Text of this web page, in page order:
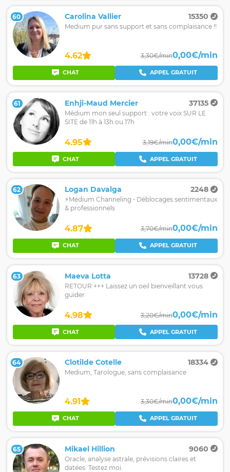
60 Carolina Vallier 15350
Medium pur sans support et sans complaisance !!
4.62 3,30€/min0,00€/min
CHAT APPEL GRATUIT
61 Enhji-Maud Mercier 37135
Médium mon seul support : votre voix SUR LE
SITE de 11h à 13h ou 17h
4.95 3,19€/min0,00€/min
CHAT APPEL GRATUIT
62 Logan Davalga 2248
⚡️Médium Channeling • Déblocages sentimentaux
& professionnels
4.87 3,70€/min0,00€/min
CHAT APPEL GRATUIT
63 Maeva Lotta 13728
RETOUR +++ Laissez un oeil bienveillant vous
guider
4.98 3,20€/min0,00€/min
CHAT APPEL GRATUIT
64 Clotilde Cotelle 18334
Medium, Tarologue, sans complaisance
4.91 3,30€/min0,00€/min
CHAT APPEL GRATUIT
65 Mikael Hillion 9060
Oracle, analyse astrale, prévisions claires et
datées. Testez moi.